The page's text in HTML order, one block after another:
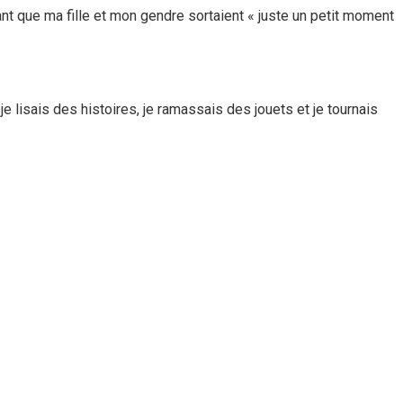
que ma fille et mon gendre sortaient « juste un petit moment
lisais des histoires, je ramassais des jouets et je tournais